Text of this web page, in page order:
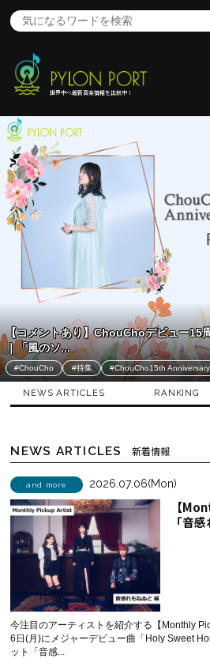
世界中へ最新音楽情報を出航中！
【コメントあり】ChouChoデビュー15
｜「風のソ...
#ChouCho #特集 #ChouCho15th
NEWS ARTICLES RANKING
NEWS ARTICLES 新着情報
and more 2026.07.06(Mon)
【
「音
今注目のアーティストを紹介する【Monthly
6日(月)にメジャーデビュー曲「Holy Sweet
ット「音感...